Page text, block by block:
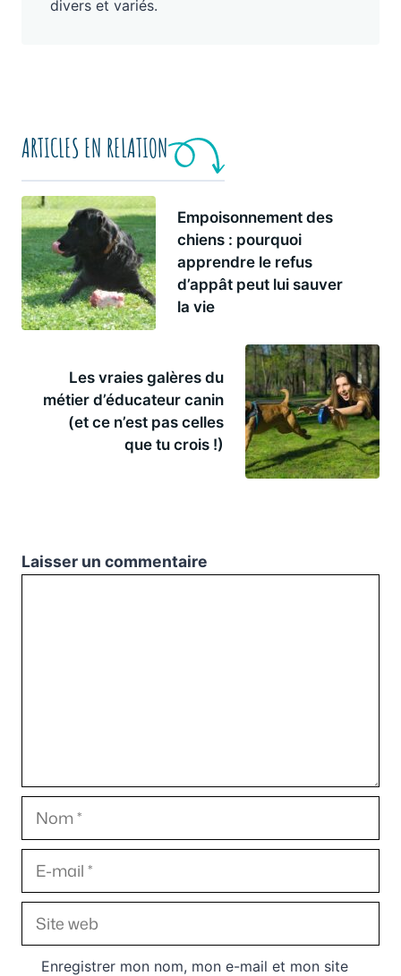
divers et variés.
ARTICLES EN RELATION
Empoisonnement des
chiens : pourquoi
apprendre le refus
d’appât peut lui sauver
la vie
Les vraies galères du
métier d’éducateur canin
(et ce n’est pas celles
que tu crois !)
Laisser un commentaire
Nom
E-
mail
Site
web
Enregistrer mon nom, mon e-mail et mon site